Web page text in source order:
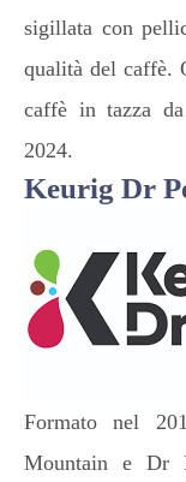
sigillata con
qualità del caffè.
caffè in tazza
2024.
Keurig Dr
Formato nel
Mountain e Dr